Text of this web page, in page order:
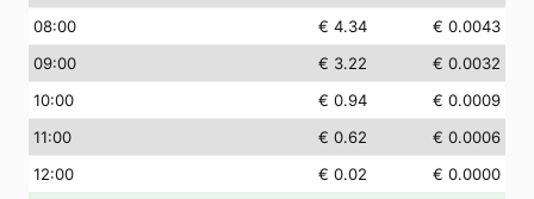
08:00 € 4.34
€ 0.0043
09:00 € 3.22
€ 0.0032
10:00 € 0.94
€ 0.0009
11:00 € 0.62
€ 0.0006
12:00 € 0.02
€ 0.0000